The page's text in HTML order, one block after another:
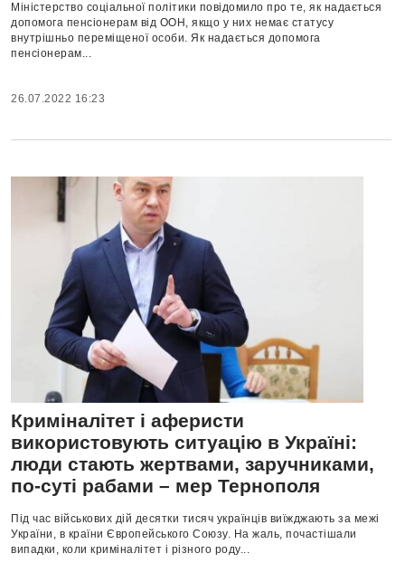
Міністерство соціальної політики повідомило про те, як надається
допомога пенсіонерам від ООН, якщо у них немає статусу
внутрішньо переміщеної особи. Як надається допомога
пенсіонерам...
26.07.2022 16:23
Криміналітет і аферисти
використовують ситуацію в Україні:
люди стають жертвами, заручниками,
по-суті рабами – мер Тернополя
Під час військових дій десятки тисяч українців виїжджають за межі
України, в країни Європейського Союзу. На жаль, почастішали
випадки, коли криміналітет і різного роду...